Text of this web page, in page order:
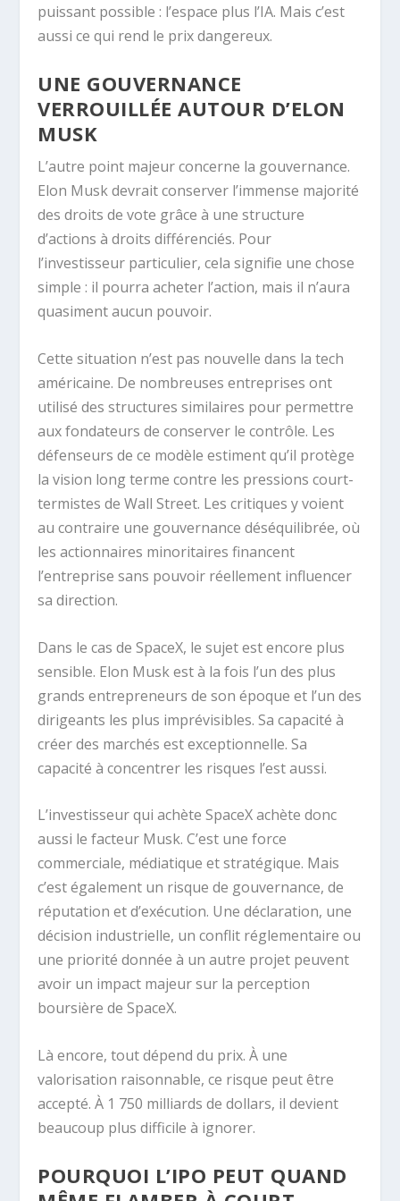
puissant possible : l’espace plus l’IA. Mais c’est
aussi ce qui rend le prix dangereux.
UNE GOUVERNANCE
VERROUILLÉE AUTOUR D’ELON
MUSK
L’autre point majeur concerne la gouvernance.
Elon Musk devrait conserver l’immense majorité
des droits de vote grâce à une structure
d’actions à droits différenciés. Pour
l’investisseur particulier, cela signifie une chose
simple : il pourra acheter l’action, mais il n’aura
quasiment aucun pouvoir.
Cette situation n’est pas nouvelle dans la tech
américaine. De nombreuses entreprises ont
utilisé des structures similaires pour permettre
aux fondateurs de conserver le contrôle. Les
défenseurs de ce modèle estiment qu’il protège
la vision long terme contre les pressions court-
termistes de Wall Street. Les critiques y voient
au contraire une gouvernance déséquilibrée, où
les actionnaires minoritaires financent
l’entreprise sans pouvoir réellement influencer
sa direction.
Dans le cas de SpaceX, le sujet est encore plus
sensible. Elon Musk est à la fois l’un des plus
grands entrepreneurs de son époque et l’un des
dirigeants les plus imprévisibles. Sa capacité à
créer des marchés est exceptionnelle. Sa
capacité à concentrer les risques l’est aussi.
L’investisseur qui achète SpaceX achète donc
aussi le facteur Musk. C’est une force
commerciale, médiatique et stratégique. Mais
c’est également un risque de gouvernance, de
réputation et d’exécution. Une déclaration, une
décision industrielle, un conflit réglementaire ou
une priorité donnée à un autre projet peuvent
avoir un impact majeur sur la perception
boursière de SpaceX.
Là encore, tout dépend du prix. À une
valorisation raisonnable, ce risque peut être
accepté. À 1 750 milliards de dollars, il devient
beaucoup plus difficile à ignorer.
POURQUOI L’IPO PEUT QUAND